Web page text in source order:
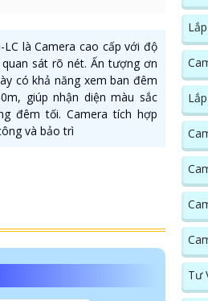
LC là Camera cao cấp với độ
sát rõ nét. Ấn tượng ơn
có khả năng xem ban đêm
giúp nhận diện màu sắc
đêm tối. Camera tích hợp
và bảo trì
Tư